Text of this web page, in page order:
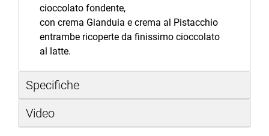
cioccolato fondente,
con crema Gianduia e crema al Pistacchio
entrambe ricoperte da finissimo cioccolato
al latte.
Specifiche
Video